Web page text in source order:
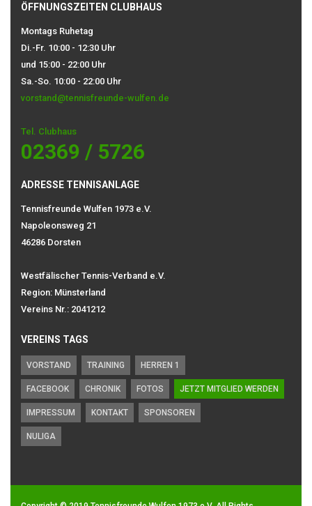
ÖFFNUNGSZEITEN CLUBHAUS
Montags Ruhetag
Di.-Fr. 10:00 - 12:30 Uhr
und 15:00 - 22:00 Uhr
Sa.-So. 10:00 - 22:00 Uhr
vorstand@tennisfreunde-wulfen.de
Tel. Clubhaus
02369 / 5726
ADRESSE TENNISANLAGE
Tennisfreunde Wulfen 1973 e.V.
Napoleonsweg 21
46286 Dorsten
Westfälischer Tennis-Verband e.V.
Region: Münsterland
Vereins Nr.: 2041212
VEREINS TAGS
VORSTAND TRAINING HERREN 1
FACEBOOK CHRONIK FOTOS JETZT MITGLIED WERDEN
IMPRESSUM KONTAKT SPONSOREN
NULIGA